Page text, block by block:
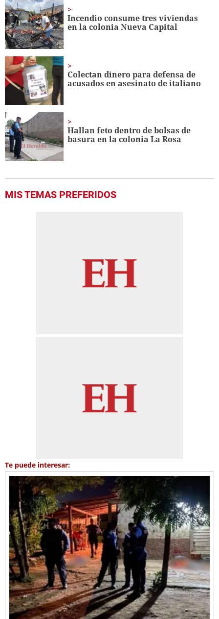
45
seconds
Incendio consume tres viviendas
en la colonia Nueva Capital
Colectan dinero para defensa de
acusados en asesinato de italiano
Hallan feto dentro de bolsas de
basura en la colonia La Rosa
MIS TEMAS PREFERIDOS
Te puede interesar: